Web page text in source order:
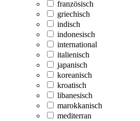
französisch
griechisch
indisch
indonesisch
international
italienisch
japanisch
koreanisch
kroatisch
libanesisch
marokkanisch
mediterran